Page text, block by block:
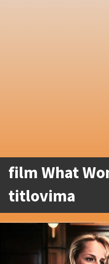
film What
titlovima